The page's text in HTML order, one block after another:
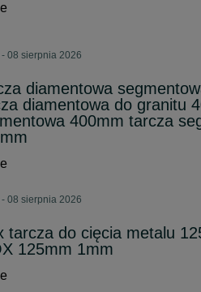
- 08 sierpnia 2026
diamentowa
diamentowa do granitu
400mm tarcza
- 08 sierpnia 2026
tarcza do cięcia metalu
125mm 1mm